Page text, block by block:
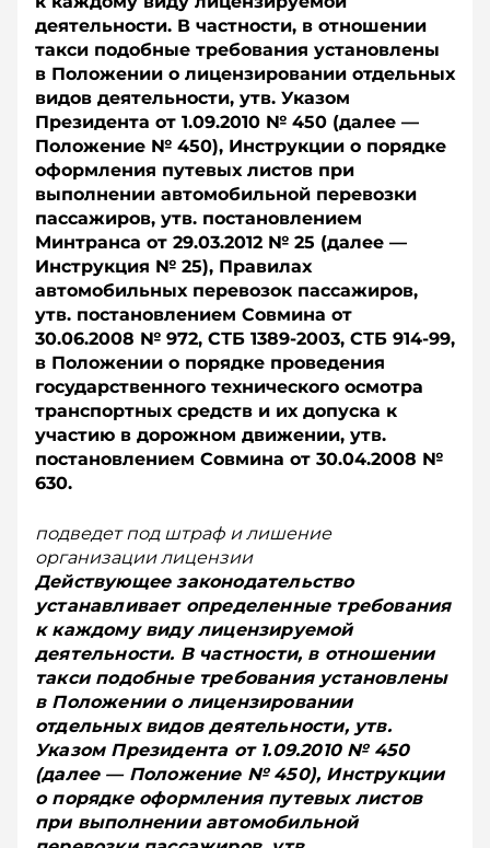
деятельности. В частности, в отношении
такси подобные требования установлены
в Положении о лицензировании отдельных
видов деятельности, утв. Указом
Президента от 1.09.2010 № 450 (далее —
Положение № 450), Инструкции о порядке
оформления путевых листов при
выполнении автомобильной перевозки
пассажиров, утв. постановлением
Минтранса от 29.03.2012 № 25 (далее —
Инструкция № 25), Правилах
автомобильных перевозок пассажиров,
утв. постановлением Совмина от
30.06.2008 № 972, СТБ 1389-2003, СТБ 914-99,
в Положении о порядке проведения
государственного технического осмотра
транспортных средств и их допуска к
участию в дорожном движении, утв.
постановлением Совмина от 30.04.2008 №
630.
подведет под штраф и лишение
организации лицензии
Действующее законодательство
устанавливает определенные требования
к каждому виду лицензируемой
деятельности. В частности, в отношении
такси подобные требования установлены
в Положении о лицензировании
отдельных видов деятельности, утв.
Указом Президента от 1.09.2010 № 450
(далее — Положение № 450), Инструкции
о порядке оформления путевых листов
при выполнении автомобильной